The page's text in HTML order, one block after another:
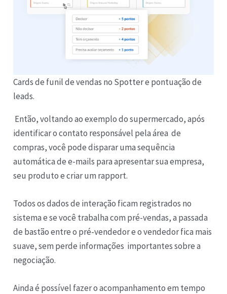
Cards de funil de vendas no Spotter e pontuação de
leads.
Então, voltando ao exemplo do supermercado, após
identificar o contato responsável pela área de
compras, você pode disparar uma sequência
automática de e-mails para apresentar sua empresa,
seu produto e criar um rapport.
Todos os dados de interação ficam registrados no
sistema e se você trabalha com pré-vendas, a passada
de bastão entre o pré-vendedor e o vendedor fica mais
suave, sem perde informações importantes sobre a
negociação.
Ainda é possível fazer o acompanhamento em tempo